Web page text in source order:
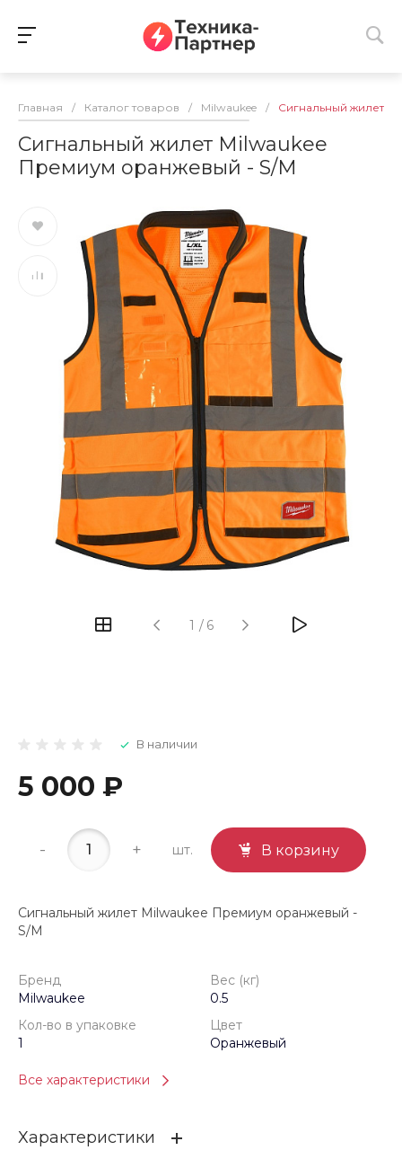
Главная / Каталог товаров / Milwaukee / Сигнальный жилет
Сигнальный жилет Milwaukee
Премиум оранжевый - S/M
1 / 6
В наличии
5 000 ₽
- + шт. В корзину
Сигнальный жилет Milwaukee Премиум оранжевый -
S/M
Бренд
Milwaukee
Вес (кг)
0.5
Кол-во в упаковке
1
Цвет
Оранжевый
Все характеристики
Характеристики